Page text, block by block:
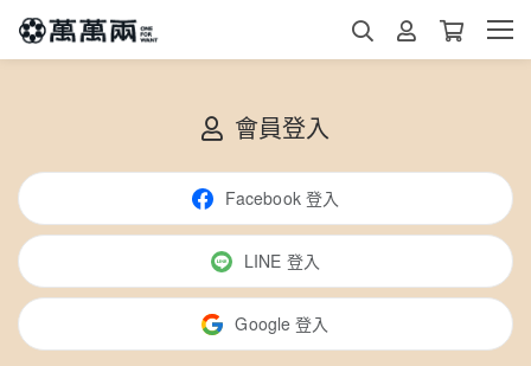
會員登入
Facebook 登入
LINE 登入
Google 登入